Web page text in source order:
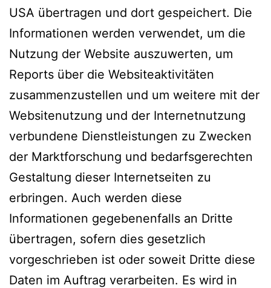
USA übertragen und dort gespeichert. Die
Informationen werden verwendet, um die
Nutzung der Website auszuwerten, um
Reports über die Websiteaktivitäten
zusammenzustellen und um weitere mit der
Websitenutzung und der Internetnutzung
verbundene Dienstleistungen zu Zwecken
der Marktforschung und bedarfsgerechten
Gestaltung dieser Internetseiten zu
erbringen. Auch werden diese
Informationen gegebenenfalls an Dritte
übertragen, sofern dies gesetzlich
vorgeschrieben ist oder soweit Dritte diese
Daten im Auftrag verarbeiten. Es wird in